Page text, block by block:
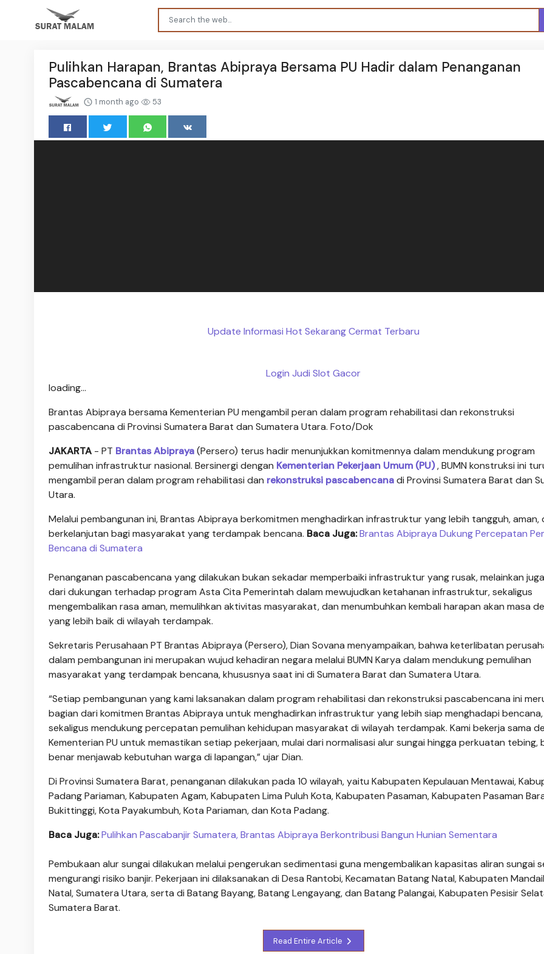
Pulihkan Harapan, Brantas Abipraya Bersama PU Hadir dalam Penanganan
Pascabencana di Sumatera
1 month ago 53
Update Informasi Hot Sekarang Cermat Terbaru
Login Judi Slot Gacor
loading...
Brantas Abipraya bersama Kementerian PU mengambil peran dalam program rehabilitasi dan rekonstruksi
pascabencana di Provinsi Sumatera Barat dan Sumatera Utara. Foto/Dok
JAKARTA - PT Brantas Abipraya(Persero) terus hadir menunjukkan komitmennya dalam mendukung program
pemulihan infrastruktur nasional. Bersinergi dengan Kementerian Pekerjaan Umum (PU), BUMN konstruksi ini
mengambil peran dalam program rehabilitasi dan rekonstruksi pascabencanadi Provinsi Sumatera Barat dan
Utara.
Melalui pembangunan ini, Brantas Abipraya berkomitmen menghadirkan infrastruktur yang lebih tangguh, aman,
berkelanjutan bagi masyarakat yang terdampak bencana. Baca Juga:Brantas Abipraya Dukung Percepatan
Bencana di Sumatera
Penanganan pascabencana yang dilakukan bukan sekadar memperbaiki infrastruktur yang rusak, melainkan
dari dukungan terhadap program Asta Cita Pemerintah dalam mewujudkan ketahanan infrastruktur, sekaligus
mengembalikan rasa aman, memulihkan aktivitas masyarakat, dan menumbuhkan kembali harapan akan masa
yang lebih baik di wilayah terdampak.
Sekretaris Perusahaan PT Brantas Abipraya (Persero), Dian Sovana menyampaikan, bahwa keterlibatan
dalam pembangunan ini merupakan wujud kehadiran negara melalui BUMN Karya dalam mendukung pemulihan
masyarakat yang terdampak bencana, khususnya saat ini di Sumatera Barat dan Sumatera Utara.
“Setiap pembangunan yang kami laksanakan dalam program rehabilitasi dan rekonstruksi pascabencana ini
bagian dari komitmen Brantas Abipraya untuk menghadirkan infrastruktur yang lebih siap menghadapi bencana,
sekaligus mendukung percepatan pemulihan kehidupan masyarakat di wilayah terdampak. Kami bekerja sama
Kementerian PU untuk memastikan setiap pekerjaan, mulai dari normalisasi alur sungai hingga perkuatan tebing,
benar menjawab kebutuhan warga di lapangan,” ujar Dian.
Di Provinsi Sumatera Barat, penanganan dilakukan pada 10 wilayah, yaitu Kabupaten Kepulauan Mentawai,
Padang Pariaman, Kabupaten Agam, Kabupaten Lima Puluh Kota, Kabupaten Pasaman, Kabupaten Pasaman
Bukittinggi, Kota Payakumbuh, Kota Pariaman, dan Kota Padang.
Baca Juga:Pulihkan Pascabanjir Sumatera, Brantas Abipraya Berkontribusi Bangun Hunian Sementara
Pembukaan alur sungai dilakukan melalui pengerukan sedimentasi guna mengembalikan kapasitas aliran sungai
mengurangi risiko banjir. Pekerjaan ini dilaksanakan di Desa Rantobi, Kecamatan Batang Natal, Kabupaten
Natal, Sumatera Utara, serta di Batang Bayang, Batang Lengayang, dan Batang Palangai, Kabupaten Pesisir
Sumatera Barat.
Read Entire Article